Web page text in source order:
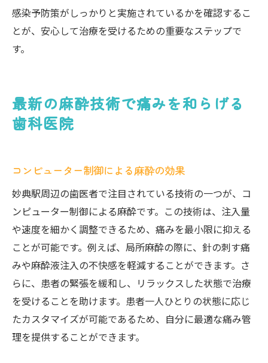
感染予防策がしっかりと実施されているかを確認するこ
とが、安心して治療を受けるための重要なステップで
す。
最新の麻酔技術で痛みを和らげる
歯科医院
コンピューター制御による麻酔の効果
妙典駅周辺の歯医者で注目されている技術の一つが、コ
ンピューター制御による麻酔です。この技術は、注入量
や速度を細かく調整できるため、痛みを最小限に抑える
ことが可能です。例えば、局所麻酔の際に、針の刺す痛
みや麻酔液注入の不快感を軽減することができます。さ
らに、患者の緊張を緩和し、リラックスした状態で治療
を受けることを助けます。患者一人ひとりの状態に応じ
たカスタマイズが可能であるため、自分に最適な痛み管
理を提供することができます。